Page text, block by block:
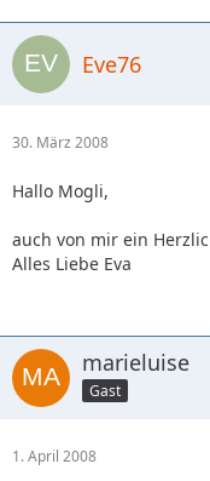
Eve76
30. März 2008
Hallo Mogli,
auch von mir ein
Alles Liebe Eva
marieluise
Gast
1. April 2008